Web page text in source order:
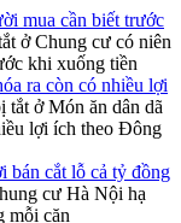
mua cần biết trước
ở Chung cư có niên
khi xuống tiền
ra còn có nhiều lợi
tắt ở Món ăn dân dã
lợi ích theo Đông
bán cắt lỗ cả tỷ đồng
cư Hà Nội hạ
mỗi căn